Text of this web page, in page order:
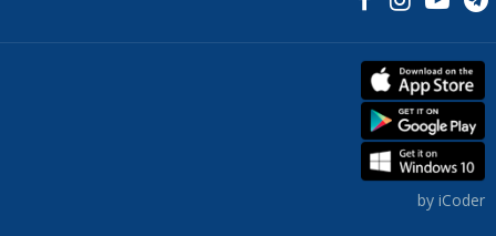
by iCoder